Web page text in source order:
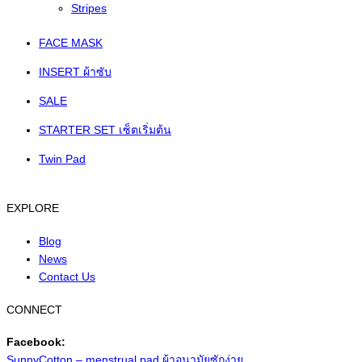
Stripes
FACE MASK
INSERT ผ้าซับ
SALE
STARTER SET เซ็ตเริ่มต้น
Twin Pad
EXPLORE
Blog
News
Contact Us
CONNECT
Facebook: